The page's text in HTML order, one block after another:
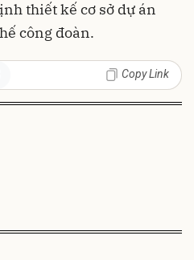
thiết kế cơ sở dự án
công đoàn.
Copy Link